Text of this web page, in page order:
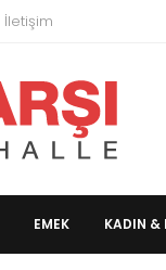
İletişim
EMEK KADIN &